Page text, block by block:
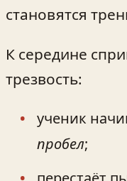
становятся
К середине
трезвость:
ученик
пробел;